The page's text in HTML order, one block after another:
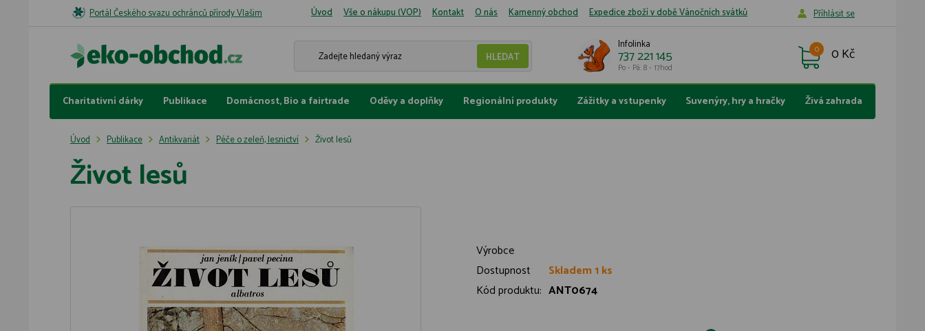
Portál Českého svazu ochránců přírody Vlašim Úvod Vše o nákupu (VOP) Kontakt O nás Kamenný obchod Expedice zboží v době Vánočních svátků Příhlásit se
Infolinka
737 221 145
Po - Pá: 8 - 17hod
0 Kč
0
Charitativní dárky Publikace Domácnost, Bio a fairtrade Oděvy a doplňky Regionální produkty Zážitky a vstupenky Suvenýry, hry a hračky Živá zahrada
Úvod Publikace Antikvariát Péče o zeleň, lesnictví Život lesů
Život lesů
Výrobce
Dostupnost
Skladem 1 ks
Kód produktu: ANT0674